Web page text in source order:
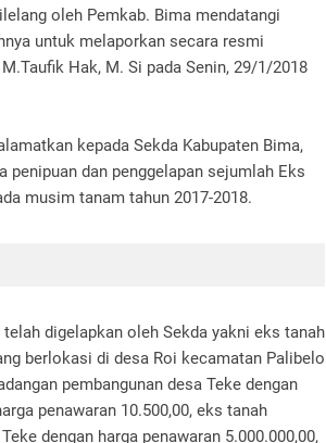
oleh Pemkab. Bima mendatangi
untuk melaporkan secara resmi
Hak, M. Si pada Senin, 29/1/2018
kepada Sekda Kabupaten Bima,
penipuan dan penggelapan sejumlah Eks
musim tanam tahun 2017-2018.
digelapkan oleh Sekda yakni eks tanah
berlokasi di desa Roi kecamatan Palibelo
pembangunan desa Teke dengan
penawaran 10.500,00, eks tanah
dengan harga penawaran 5.000.000,00,